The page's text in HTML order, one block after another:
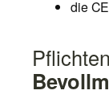
die